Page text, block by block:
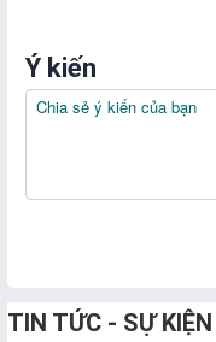
giao
dịch
động
báo
Ý kiến
TIN TỨC - SỰ KIỆN